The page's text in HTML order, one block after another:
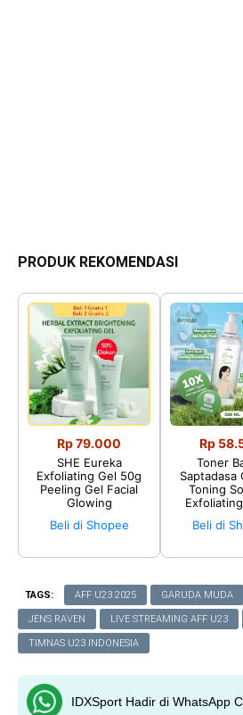
PRODUK REKOMENDASI
Rp 79.000
SHE Eureka
Exfoliating Gel 50g
Peeling Gel Facial
Glowing
Beli di Shopee
Rp
Toner
Saptadasa
Toning
Beli di
TAGS: AFF U23 2025 GARUDA MUDA
JENS RAVEN LIVE STREAMING AFF U23
TIMNAS U23 INDONESIA
IDXSport Hadir di WhatsApp